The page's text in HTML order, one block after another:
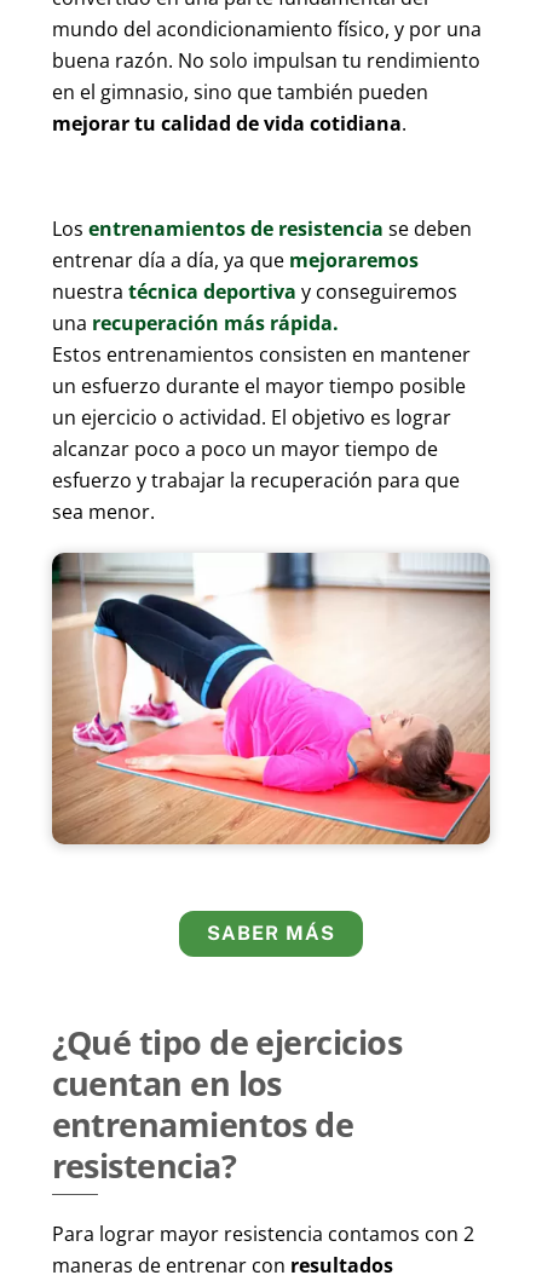
mundo del acondicionamiento físico, y por una
buena razón. No solo impulsan tu rendimiento
en el gimnasio, sino que también pueden
mejorar tu calidad de vida cotidiana.
Los entrenamientos de resistencia se deben
entrenar día a día, ya que mejoraremos
nuestra técnica deportiva y conseguiremos
una recuperación más rápida.
Estos entrenamientos consisten en mantener
un esfuerzo durante el mayor tiempo posible
un ejercicio o actividad. El objetivo es lograr
alcanzar poco a poco un mayor tiempo de
esfuerzo y trabajar la recuperación para que
sea menor.
SABER MÁS
¿Qué tipo de ejercicios
cuentan en los
entrenamientos de
resistencia?
Para lograr mayor resistencia contamos con 2
maneras de entrenar con resultados